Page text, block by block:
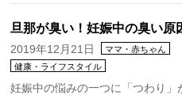
旦那が臭い！妊娠中の臭い原
2019年12月21日
ママ・赤ちゃん
健康・ライフスタイル
妊娠中の悩みの一つに「つわり」